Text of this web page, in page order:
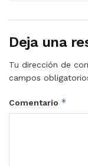
Deja una
Tu dirección de
campos
Comentario *